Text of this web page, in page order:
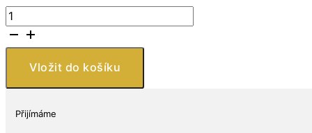
East
India
Company
Stříbrná
Na
památku
Vložit do košíku
Přijímáme